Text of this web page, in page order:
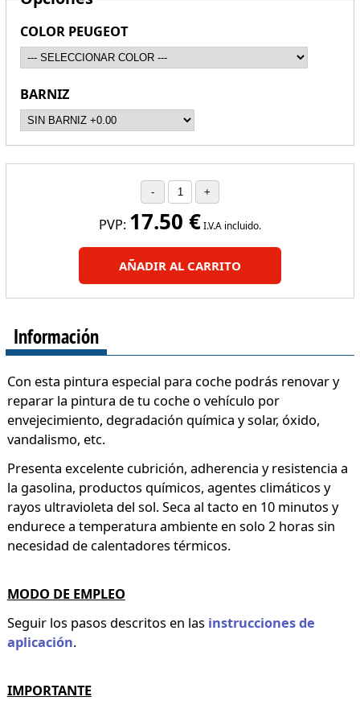
COLOR PEUGEOT
BARNIZ
PVP: 17.50 €I.V.A incluido.
AÑADIR AL CARRITO
Información
Con esta pintura especial para coche podrás renovar y
reparar la pintura de tu coche o vehículo por
envejecimiento, degradación química y solar, óxido,
vandalismo, etc.
Presenta excelente cubrición, adherencia y resistencia a
la gasolina, productos químicos, agentes climáticos y
rayos ultravioleta del sol. Seca al tacto en 10 minutos y
endurece a temperatura ambiente en solo 2 horas sin
necesidad de calentadores térmicos.
MODO DE EMPLEO
Seguir los pasos descritos en las instrucciones de
aplicación.
IMPORTANTE